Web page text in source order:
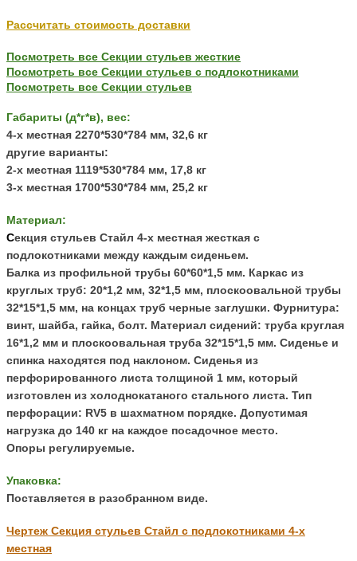
Рассчитать стоимость доставки
Посмотреть все Секции стульев жесткие
Посмотреть все Секции стульев с подлокотниками
Посмотреть все Секции стульев
Габариты (д*г*в), вес:
4-х местная 2270*530*784 мм, 32,6 кг
другие варианты:
2-х местная 1119*530*784 мм, 17,8 кг
3-х местная 1700*530*784 мм, 25,2 кг
Материал:
Секция стульев Стайл 4-х местная жесткая с
подлокотниками между каждым сиденьем.
Балка из профильной трубы 60*60*1,5 мм. Каркас из
круглых труб: 20*1,2 мм, 32*1,5 мм, плоскоовальной трубы
32*15*1,5 мм, на концах труб черные заглушки. Фурнитура:
винт, шайба, гайка, болт. Материал сидений: труба круглая
16*1,2 мм и плоскоовальная труба 32*15*1,5 мм. Сиденье и
спинка находятся под наклоном. Сиденья из
перфорированного листа толщиной 1 мм, который
изготовлен из холоднокатаного стального листа. Тип
перфорации: RV5 в шахматном порядке. Допустимая
нагрузка до 140 кг на каждое посадочное место.
Опоры регулируемые.
Упаковка:
Поставляется в разобранном виде.
Чертеж Секция стульев Стайл с подлокотниками 4-х
местная